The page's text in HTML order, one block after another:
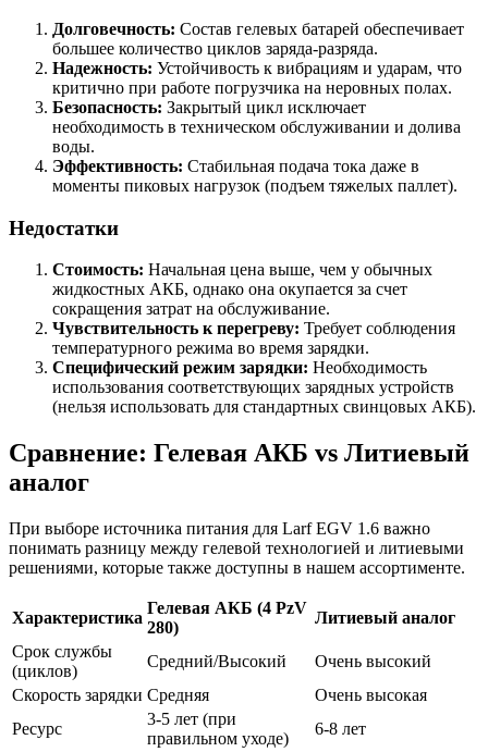
Долговечность: Состав гелевых батарей обеспечивает
большее количество циклов заряда-разряда.
Надежность: Устойчивость к вибрациям и ударам, что
критично при работе погрузчика на неровных полах.
Безопасность: Закрытый цикл исключает
необходимость в техническом обслуживании и долива
воды.
Эффективность: Стабильная подача тока даже в
моменты пиковых нагрузок (подъем тяжелых паллет).
Недостатки
Стоимость: Начальная цена выше, чем у обычных
жидкостных АКБ, однако она окупается за счет
сокращения затрат на обслуживание.
Чувствительность к перегреву: Требует соблюдения
температурного режима во время зарядки.
Специфический режим зарядки: Необходимость
использования соответствующих зарядных устройств
(нельзя использовать для стандартных свинцовых АКБ).
Сравнение: Гелевая АКБ vs Литиевый
аналог
При выборе источника питания для Larf EGV 1.6 важно
понимать разницу между гелевой технологией и литиевыми
решениями, которые также доступны в нашем ассортименте.
Характеристика
Гелевая АКБ (4 PzV
280)
Литиевый аналог
Срок службы
(циклов)
Средний/Высокий
Очень высокий
Скорость зарядки Средняя
Очень высокая
Ресурс
3-5 лет (при
правильном уходе)
6-8 лет